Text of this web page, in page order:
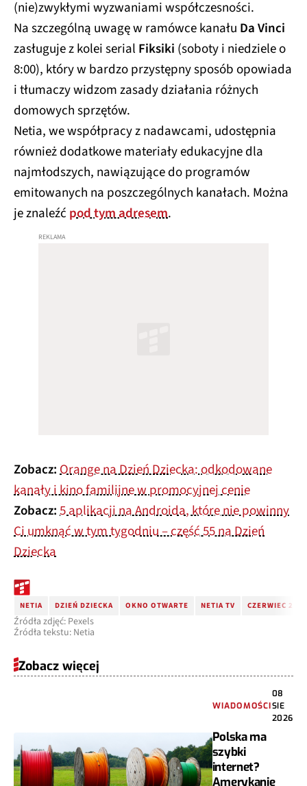
(nie)zwykłymi wyzwaniami współczesności.
Na szczególną uwagę w ramówce kanału Da Vinci
zasługuje z kolei serial Fiksiki (soboty i niedziele o
8:00), który w bardzo przystępny sposób opowiada
i tłumaczy widzom zasady działania różnych
domowych sprzętów.
Netia, we współpracy z nadawcami, udostępnia
również dodatkowe materiały edukacyjne dla
najmłodszych, nawiązujące do programów
emitowanych na poszczególnych kanałach. Można
je znaleźć pod tym adresem.
Zobacz:Orange na Dzień Dziecka: odkodowane
kanały i kino familijne w promocyjnej cenie
Zobacz:5 aplikacji na Androida, które nie powinny
Ci umknąć w tym tygodniu – część 55 na Dzień
Dziecka
NETIA DZIEŃ DZIECKA OKNO OTWARTE NETIA TV CZERWIEC 2021
Źródła zdjęć: Pexels
Źródła tekstu: Netia
Zobacz więcej
WIADOMOŚCI
08
SIE
2026
Polska ma
szybki
internet?
Amerykanie